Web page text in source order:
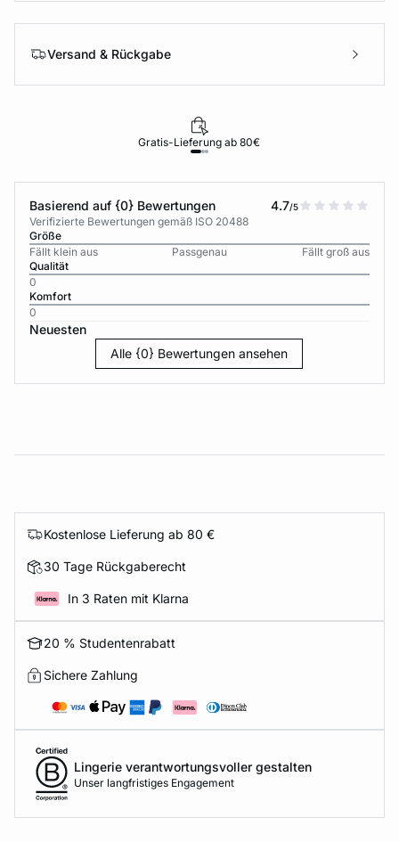
Versand & Rückgabe
Gratis-Lieferung ab 80€
Basierend auf {0} Bewertungen 4.7/5
Verifizierte Bewertungen gemäß ISO 20488
Größe
Fällt klein aus
Passgenau
Fällt groß aus
Qualität
0
Komfort
0
Neuesten
Alle {0} Bewertungen ansehen
Kostenlose Lieferung ab 80 €
30 Tage Rückgaberecht
In 3 Raten mit Klarna
20 % Studentenrabatt
Sichere Zahlung
Lingerie verantwortungsvoller gestalten
Unser langfristiges Engagement